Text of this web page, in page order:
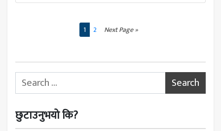
1 2 Next Page »
Search for:
छुटाउनुभयो कि?